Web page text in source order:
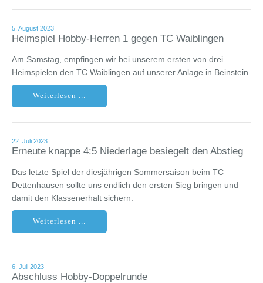
5. August 2023
Heimspiel Hobby-Herren 1 gegen TC Waiblingen
Am Samstag, empfingen wir bei unserem ersten von drei
Heimspielen den TC Waiblingen auf unserer Anlage in Beinstein.
Weiterlesen ...
22. Juli 2023
Erneute knappe 4:5 Niederlage besiegelt den Abstieg
Das letzte Spiel der diesjährigen Sommersaison beim TC
Dettenhausen sollte uns endlich den ersten Sieg bringen und
damit den Klassenerhalt sichern.
Weiterlesen ...
6. Juli 2023
Abschluss Hobby-Doppelrunde